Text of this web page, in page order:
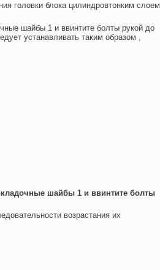
головки блока цилиндровтонким слоем
шайбы 1 и ввинтите болты рукой до
устанавливать таким образом ,
шайбы 1 и ввинтите болты
возрастания их